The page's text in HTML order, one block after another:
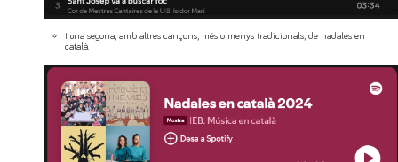
I una segona, amb altres cançons, més o menys tradicionals, de nadales en
català.